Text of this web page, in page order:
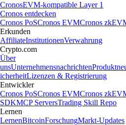
CronosEVM-kompatible Layer 1
Cronos entdecken
Cronos PoSCronos EVMCronos
Erkunden
AffiliateInstitutionenVerwahrung
Crypto.com
Über
unsUnternehmensnachrichten
icherheitLizenzen & Registrierung
Entwickler
Cronos PoSCronos EVMCronos
SDKMCP ServersTrading Skill Repo
Lernen
LernenBitcoinForschungMarkt-Updates